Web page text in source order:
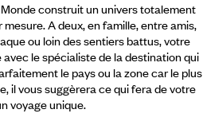
construit un univers totalement
A deux, en famille, entre amis,
ou loin des sentiers battus, votre
avec le spécialiste de la destination qui
le pays ou la zone car le plus
il vous suggèrera ce qui fera de votre
voyage unique.